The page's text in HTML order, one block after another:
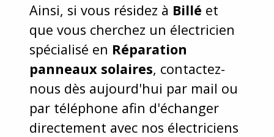
Ainsi, si vous résidez à Billé et
que vous cherchez un électricien
spécialisé en Réparation
panneaux solaires, contactez-
nous dès aujourd'hui par mail ou
par téléphone afin d'échanger
directement avec nos électriciens